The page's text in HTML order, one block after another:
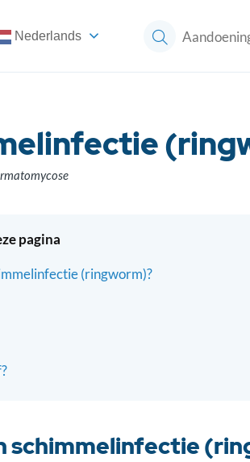
Nederlands
pagina
(ringworm)?
schimmelinfectie